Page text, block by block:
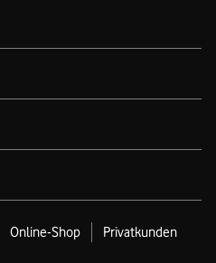
Online-Shop Privatkunden